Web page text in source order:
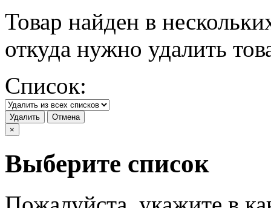
Товар найден в
откуда нужно удалить
Список:
Удалить
Отмена
×
Выберите список